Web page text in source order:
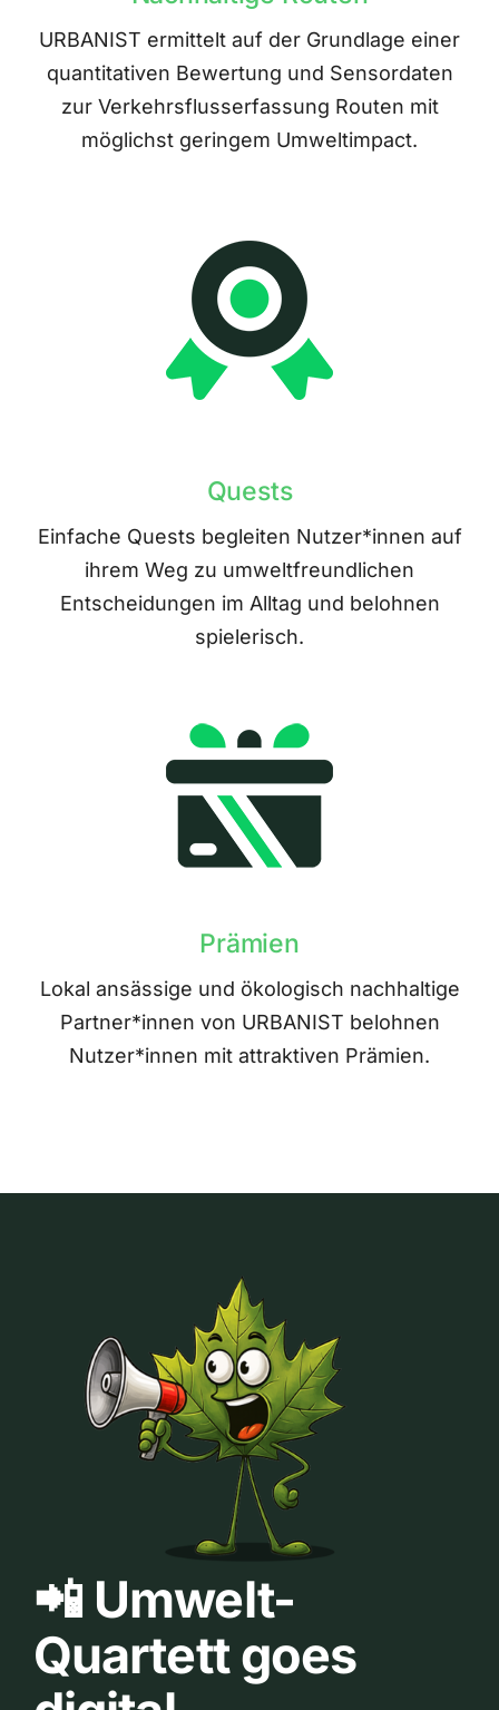
URBANIST ermittelt auf der Grundlage einer
quantitativen Bewertung und Sensordaten
zur Verkehrsflusserfassung Routen mit
möglichst geringem Umweltimpact.
Quests
Einfache Quests begleiten Nutzer*innen auf
ihrem Weg zu umweltfreundlichen
Entscheidungen im Alltag und belohnen
spielerisch.
Prämien
Lokal ansässige und ökologisch nachhaltige
Partner*innen von URBANIST belohnen
Nutzer*innen mit attraktiven Prämien.
📲 Umwelt-
Quartett goes